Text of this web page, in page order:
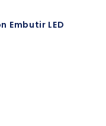
Embutir LED